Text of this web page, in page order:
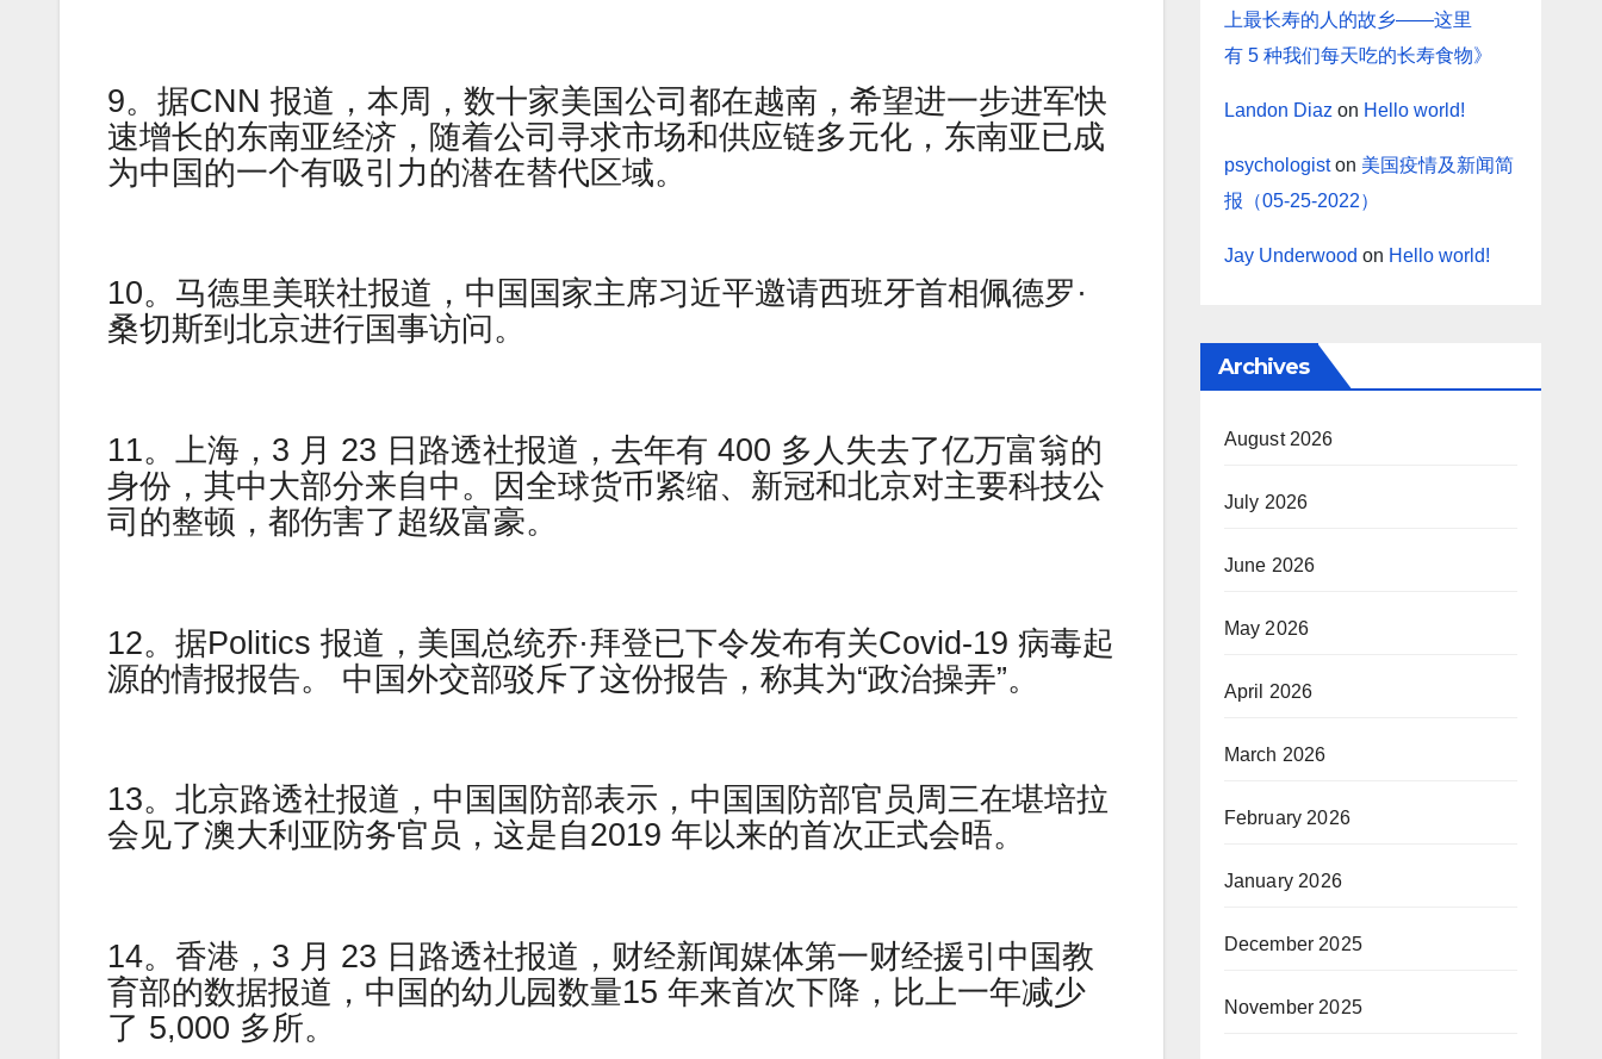
9。据CNN 报道，本周，数十家美国公司都在越南，希望进一步进军快
速增长的东南亚经济，随着公司寻求市场和供应链多元化，东南亚已成
为中国的一个有吸引力的潜在替代区域。
10。马德里美联社报道，中国国家主席习近平邀请西班牙首相佩德罗·
桑切斯到北京进行国事访问。
11。上海，3 月 23 日路透社报道，去年有 400 多人失去了亿万富翁的
身份，其中大部分来自中。因全球货币紧缩、新冠和北京对主要科技公
司的整顿，都伤害了超级富豪。
12。据Politics 报道，美国总统乔·拜登已下令发布有关Covid-19 病毒起
源的情报报告。 中国外交部驳斥了这份报告，称其为“政治操弄”。
13。北京路透社报道，中国国防部表示，中国国防部官员周三在堪培拉
会见了澳大利亚防务官员，这是自2019 年以来的首次正式会晤。
14。香港，3 月 23 日路透社报道，财经新闻媒体第一财经援引中国教
育部的数据报道，中国的幼儿园数量15 年来首次下降，比上一年减少
了 5,000 多所。
上最长寿的人的故乡——这里
有 5 种我们每天吃的长寿食物》
Landon Diaz on Hello world!
psychologiston 美国疫情及新闻简
报（05-25-2022）
Jay Underwood on Hello world!
Archives
August 2026
July 2026
June 2026
May 2026
April 2026
March 2026
February 2026
January 2026
December 2025
November 2025